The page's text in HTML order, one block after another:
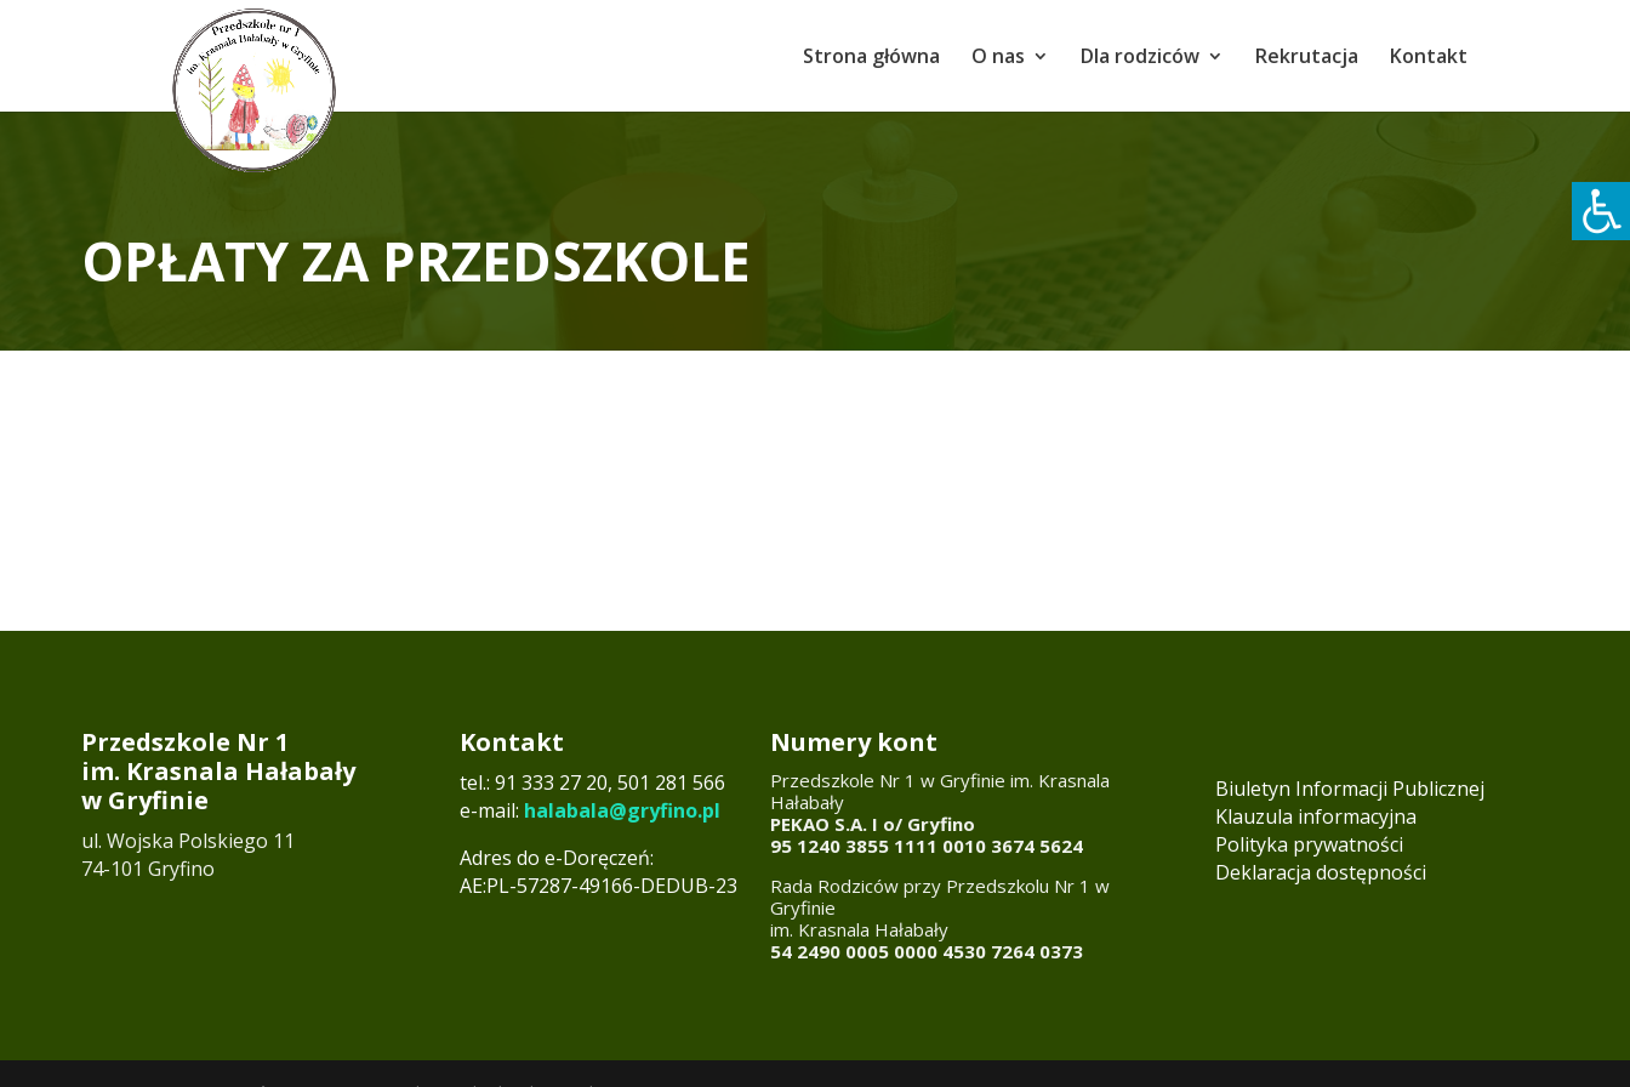
Strona główna O nas Dla rodziców Rekrutacja Kontakt
OPŁATY ZA PRZEDSZKOLE
Przedszkole Nr 1
im. Krasnala Hałabały
w Gryfinie
ul. Wojska Polskiego 11
74-101 Gryfino
Kontakt
tel.: 91 333 27 20, 501 281 566
e-mail: halabala@gryfino.pl
Adres do e-Doręczeń:
AE:PL-57287-49166-DEDUB-23
Numery kont
Przedszkole Nr 1 w Gryfinie im. Krasnala
Hałabały
PEKAO S.A. I o/ Gryfino
95 1240 3855 1111 0010 3674 5624
Rada Rodziców przy Przedszkolu Nr 1 w
Gryfinie
im. Krasnala Hałabały
54 2490 0005 0000 4530 7264 0373
Biuletyn Informacji Publicznej
Klauzula informacyjna
Polityka prywatności
Deklaracja dostępności